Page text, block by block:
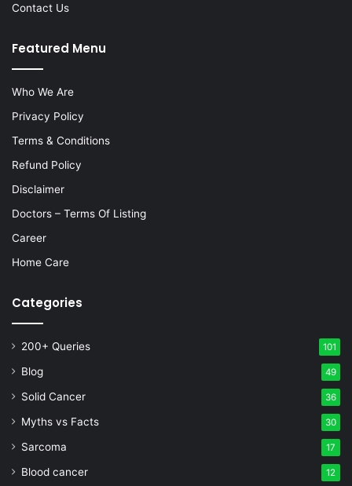
Contact Us
Featured Menu
Who We Are
Privacy Policy
Terms & Conditions
Refund Policy
Disclaimer
Doctors – Terms Of Listing
Career
Home Care
Categories
200+ Queries 101
Blog 49
Solid Cancer 36
Myths vs Facts 30
Sarcoma 17
Blood cancer 12